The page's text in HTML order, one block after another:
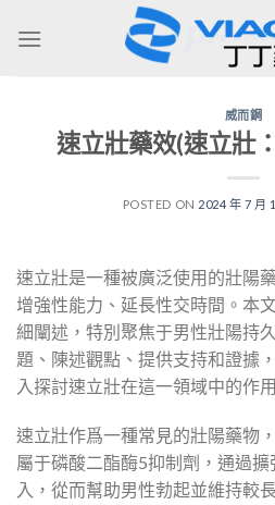
威而鋼
速立壯藥效(速立壯
POSTED ON 2024 年 7 月
速立壯是一種被廣泛使用的壯陽
增強性能力、延長性交時間。本
細闡述，特別聚焦于男性壯陽持
題、陳述觀點、提供支持和證據
入探討速立壯在這一領域中的作
速立壯作爲一種常見的壯陽藥物
屬于磷酸二酯酶5抑制劑，通過
入，從而幫助男性勃起並維持較